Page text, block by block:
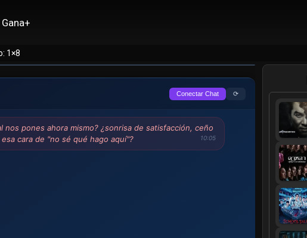
Gana+
1×8
Conectar Chat ⟳
nos pones ahora mismo? ¿sonrisa de satisfacción, ceño
cara de "no sé qué hago aquí"?
10:05